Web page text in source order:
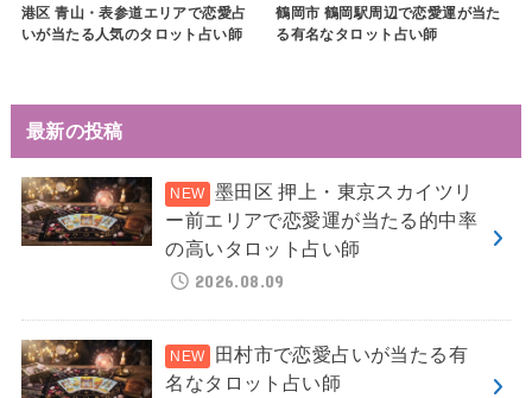
港区 青山・表参道エリアで恋愛占
いが当たる人気のタロット占い師
鶴岡市 鶴岡駅周辺で恋愛運が当た
る有名なタロット占い師
最新の投稿
墨田区 押上・東京スカイツリ
ー前エリアで恋愛運が当たる的中率
の高いタロット占い師
2026.08.09
田村市で恋愛占いが当たる有
名なタロット占い師